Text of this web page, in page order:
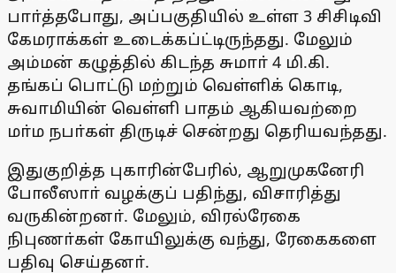
பாா்த்தபோது, அப்பகுதியில் உள்ள 3 சிசிடிவி
கேமராக்கள் உடைக்கப்ட்டிருந்தது. மேலும்
அம்மன் கழுத்தில் கிடந்த சுமாா் 4 மி.கி.
தங்கப் பொட்டு மற்றும் வெள்ளிக் கொடி,
சுவாமியின் வெள்ளி பாதம் ஆகியவற்றை
மா்ம நபா்கள் திருடிச் சென்றது தெரியவந்தது.
இதுகுறித்த புகாரின்பேரில், ஆறுமுகனேரி
போலீஸாா் வழக்குப் பதிந்து, விசாரித்து
வருகின்றனா். மேலும், விரல்ரேகை
நிபுணா்கள் கோயிலுக்கு வந்து, ரேகைகளை
பதிவு செய்தனா்.